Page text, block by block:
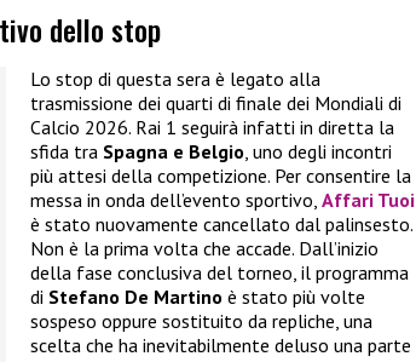
dello stop
Lo stop di questa sera è legato alla
trasmissione dei quarti di finale dei Mondiali di
Calcio 2026. Rai 1 seguirà infatti in diretta la
sfida tra Spagna e Belgio, uno degli incontri
più attesi della competizione. Per consentire la
messa in onda dell’evento sportivo, Affari Tuoi
è stato nuovamente cancellato dal palinsesto.
Non è la prima volta che accade. Dall’inizio
della fase conclusiva del torneo, il programma
di Stefano De Martino è stato più volte
sospeso oppure sostituito da repliche, una
scelta che ha inevitabilmente deluso una parte